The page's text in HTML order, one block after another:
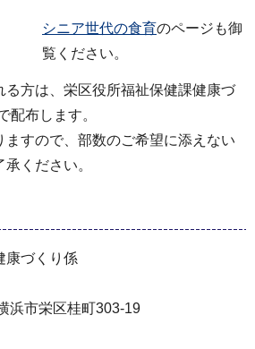
シニア世代の食育のページも御
覧ください。
る方は、栄区役所福祉保健課健康づ
配布します。
ますので、部数のご希望に添えない
ください。
康づくり係
市栄区桂町303-19